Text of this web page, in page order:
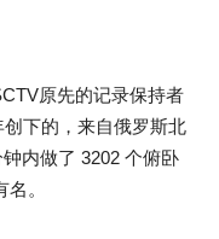
原先的记录保持者
下的，来自俄罗斯北
内做了 3202 个俯卧
。